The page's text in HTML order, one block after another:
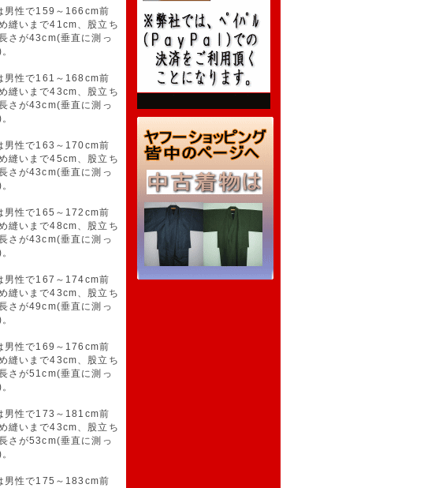
男性で159～166cm前
縫いまで41cm、股立ち
さが43cm(垂直に測っ
男性で161～168cm前
縫いまで43cm、股立ち
さが43cm(垂直に測っ
男性で163～170cm前
縫いまで45cm、股立ち
さが43cm(垂直に測っ
男性で165～172cm前
縫いまで48cm、股立ち
さが43cm(垂直に測っ
男性で167～174cm前
縫いまで43cm、股立ち
さが49cm(垂直に測っ
男性で169～176cm前
縫いまで43cm、股立ち
さが51cm(垂直に測っ
男性で173～181cm前
縫いまで43cm、股立ち
さが53cm(垂直に測っ
男性で175～183cm前